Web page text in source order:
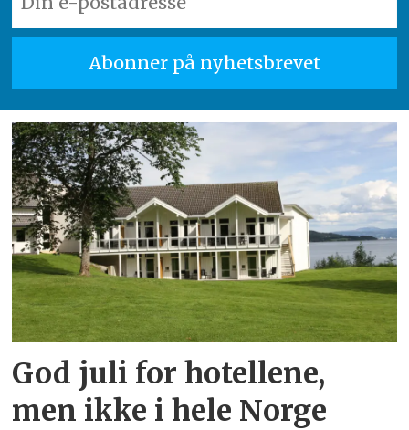
God juli for hotellene,
men ikke i hele Norge